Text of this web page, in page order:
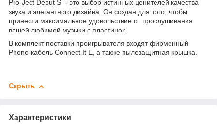
Pro-Ject Debut S - это выбор истинных ценителей качества
звука и элегантного дизайна. Он создан для того, чтобы
принести максимальное удовольствие от прослушивания
вашей любимой музыки с пластинок.
В комплект поставки проигрывателя входят фирменный
Phono-кабель Connect It E, а также пылезащитная крышка.
Скрыть
Характеристики